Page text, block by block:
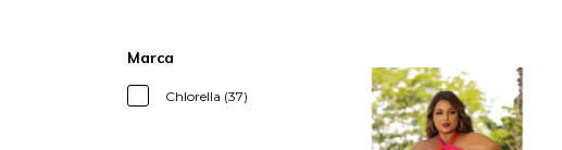
Marca
Chlorella (37)